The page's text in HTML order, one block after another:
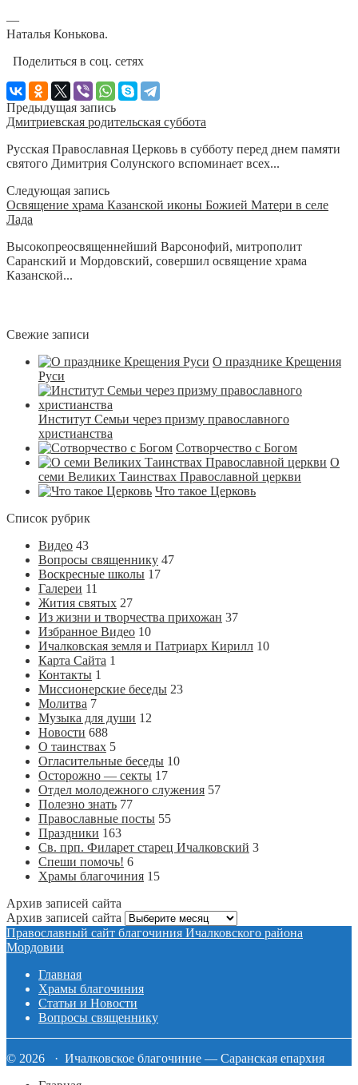
—
Наталья Конькова.
Поделиться в соц. сетях
Предыдущая запись
Дмитриевская родительская суббота
Русская Православная Церковь в субботу перед днем памяти
святого Димитрия Солунского вспоминает всех...
Следующая запись
Освящение храма Казанской иконы Божией Матери в селе
Лада
Высокопреосвященнейший Варсонофий, митрополит
Саранский и Мордовский, совершил освящение храма
Казанской...
Свежие записи
О празднике Крещения
Руси
Институт Семьи через призму православного
христианства
Сотворчество с Богом
О
семи Великих Таинствах Православной церкви
Что такое Церковь
Список рубрик
Видео 43
Вопросы священнику 47
Воскресные школы 17
Галереи 11
Жития святых 27
Из жизни и творчества прихожан 37
Избранное Видео 10
Ичалковская земля и Патриарх Кирилл 10
Карта Сайта 1
Контакты 1
Миссионерские беседы 23
Молитва 7
Музыка для души 12
Новости 688
О таинствах 5
Огласительные беседы 10
Осторожно — секты 17
Отдел молодежного служения 57
Полезно знать 77
Православные посты 55
Праздники 163
Св. прп. Филарет старец Ичалковский 3
Спеши помочь! 6
Храмы благочиния 15
Архив записей сайта
Архив записей сайта
Православный сайт благочиния Ичалковского района
Мордовии
Главная
Храмы благочиния
Статьи и Новости
Вопросы священнику
© 2026 · Ичалковское благочиние — Саранская епархия